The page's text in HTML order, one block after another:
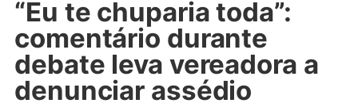
“Eu te chuparia toda”:
comentário durante
debate leva vereadora a
denunciar assédio